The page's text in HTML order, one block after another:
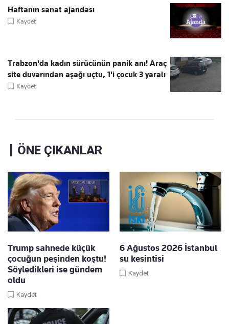
Haftanın sanat ajandası
Kaydet
Trabzon'da kadın sürücünün panik anı! Araç
site duvarından aşağı uçtu, 1'i çocuk 3 yaralı
Kaydet
ÖNE ÇIKANLAR
Trump sahnede küçük
çocuğun peşinden koştu!
Söyledikleri ise gündem
oldu
Kaydet
6 Ağustos 2026 İstanbul
su kesintisi
Kaydet